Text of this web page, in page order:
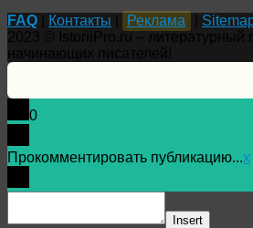
FAQ Контакты Реклама
0
Прокомментировать публикацию...x
Insert